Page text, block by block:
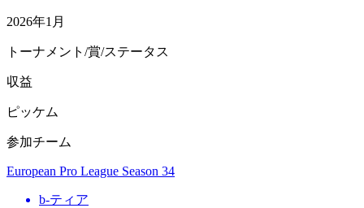
2026年1月
トーナメント/賞/ステータス
収益
ピッケム
参加チーム
European Pro League Season 34
b-ティア